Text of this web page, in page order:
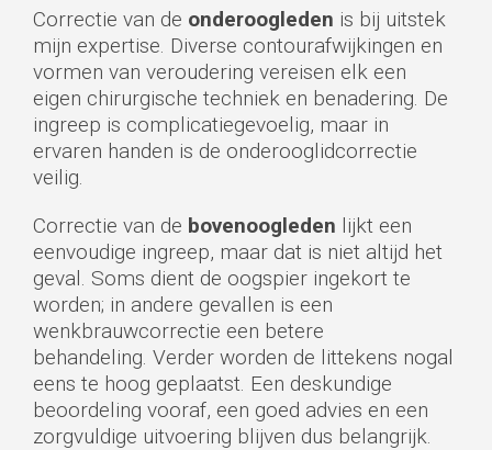
Correctie van de onderoogleden is bij uitstek
mijn expertise. Diverse contourafwijkingen en
vormen van veroudering vereisen elk een
eigen chirurgische techniek en benadering. De
ingreep is complicatiegevoelig, maar in
ervaren handen is de onderooglidcorrectie
veilig.
Correctie van de bovenoogleden lijkt een
eenvoudige ingreep, maar dat is niet altijd het
geval. Soms dient de oogspier ingekort te
worden; in andere gevallen is een
wenkbrauwcorrectie een betere
behandeling. Verder worden de littekens nogal
eens te hoog geplaatst. Een deskundige
beoordeling vooraf, een goed advies en een
zorgvuldige uitvoering blijven dus belangrijk.